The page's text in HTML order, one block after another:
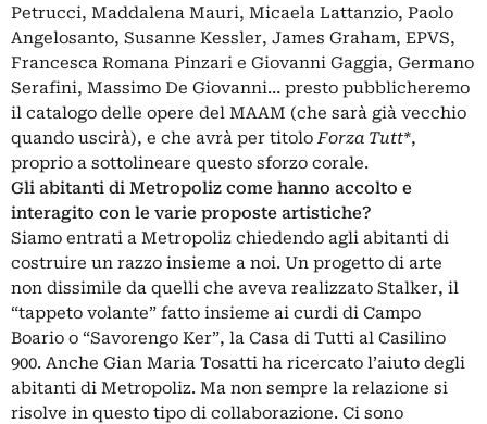
Petrucci, Maddalena Mauri, Micaela Lattanzio, Paolo
Angelosanto, Susanne Kessler, James Graham, EPVS,
Francesca Romana Pinzari e Giovanni Gaggia, Germano
Serafini, Massimo De Giovanni… presto pubblicheremo
il catalogo delle opere del MAAM (che sarà già vecchio
quando uscirà), e che avrà per titoloForza Tutt*,
proprio a sottolineare questo sforzo corale.
Gli abitanti di Metropoliz come hanno accolto e
interagito con le varie proposte artistiche?
Siamo entrati a Metropoliz chiedendo agli abitanti di
costruire un razzo insieme a noi. Un progetto di arte
non dissimile da quelli che aveva realizzato Stalker, il
“tappeto volante” fatto insieme ai curdi di Campo
Boario o “Savorengo Ker”, la Casa di Tutti al Casilino
900. Anche Gian Maria Tosatti ha ricercato l’aiuto degli
abitanti di Metropoliz. Ma non sempre la relazione si
risolve in questo tipo di collaborazione. Ci sono